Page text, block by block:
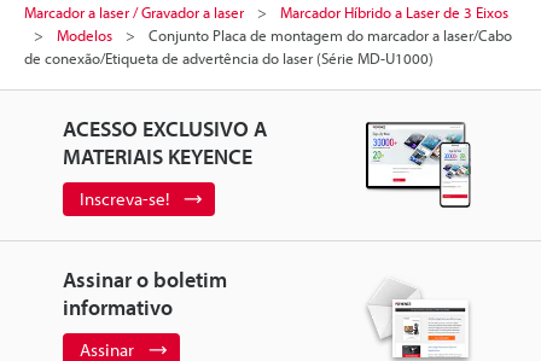
Marcador a laser / Gravador a laser
Marcador Híbrido a Laser de 3 Eixos
Modelos
Conjunto Placa de montagem do marcador a laser/Cabo
de conexão/Etiqueta de advertência do laser (Série MD-U1000)
ACESSO EXCLUSIVO A
MATERIAIS KEYENCE
Inscreva-se!
Assinar o boletim
informativo
Assinar